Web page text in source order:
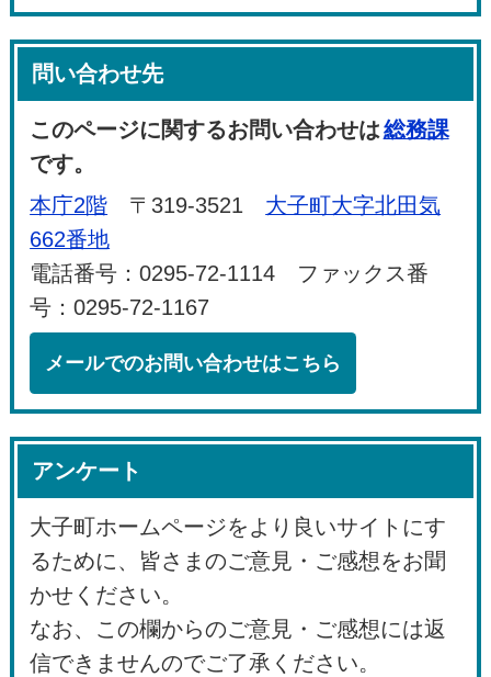
問い合わせ先
このページに関するお問い合わせは総務課
です。
本庁2階 〒319-3521 大子町大字北田気
662番地
電話番号：0295-72-1114 ファックス番
号：0295-72-1167
メールでのお問い合わせはこちら
アンケート
大子町ホームページをより良いサイトにす
るために、皆さまのご意見・ご感想をお聞
かせください。
なお、この欄からのご意見・ご感想には返
信できませんのでご了承ください。